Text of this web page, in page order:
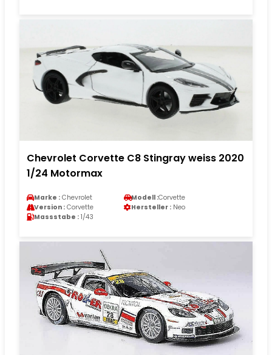
Chevrolet Corvette C8 Stingray weiss 2020
1/24 Motormax
Marke : Chevrolet Modell :Corvette
Version : Corvette Hersteller : Neo
Massstabe : 1/43